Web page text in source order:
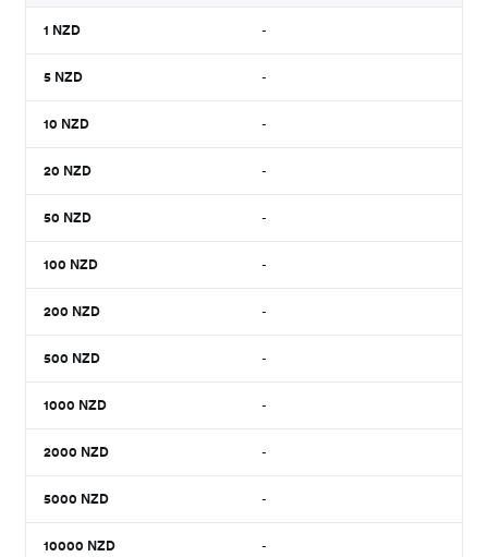
1 NZD -
5 NZD -
10 NZD -
20 NZD -
50 NZD -
100 NZD -
200 NZD -
500 NZD -
1000 NZD -
2000 NZD -
5000 NZD -
10000 NZD -